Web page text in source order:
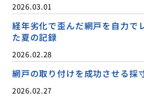
2026.03.01
経年劣化で歪んだ網戸を自力で
た夏の記録
2026.02.28
網戸の取り付けを成功させる採
2026.02.27